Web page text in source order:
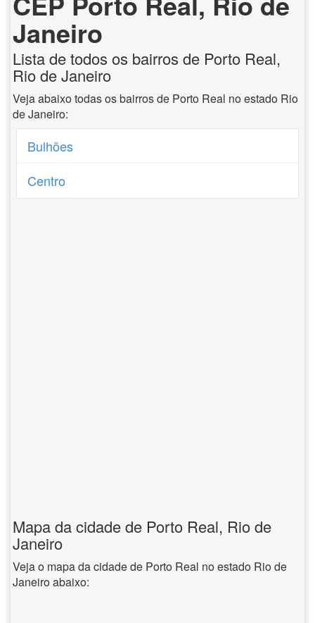
Janeiro
Lista de todos os bairros de Porto Real,
Rio de Janeiro
Veja abaixo todas os bairros de Porto Real no estado Rio
de Janeiro:
Bulhões
Centro
Mapa da cidade de Porto Real, Rio de
Janeiro
Veja o mapa da cidade de Porto Real no estado Rio de
Janeiro abaixo: